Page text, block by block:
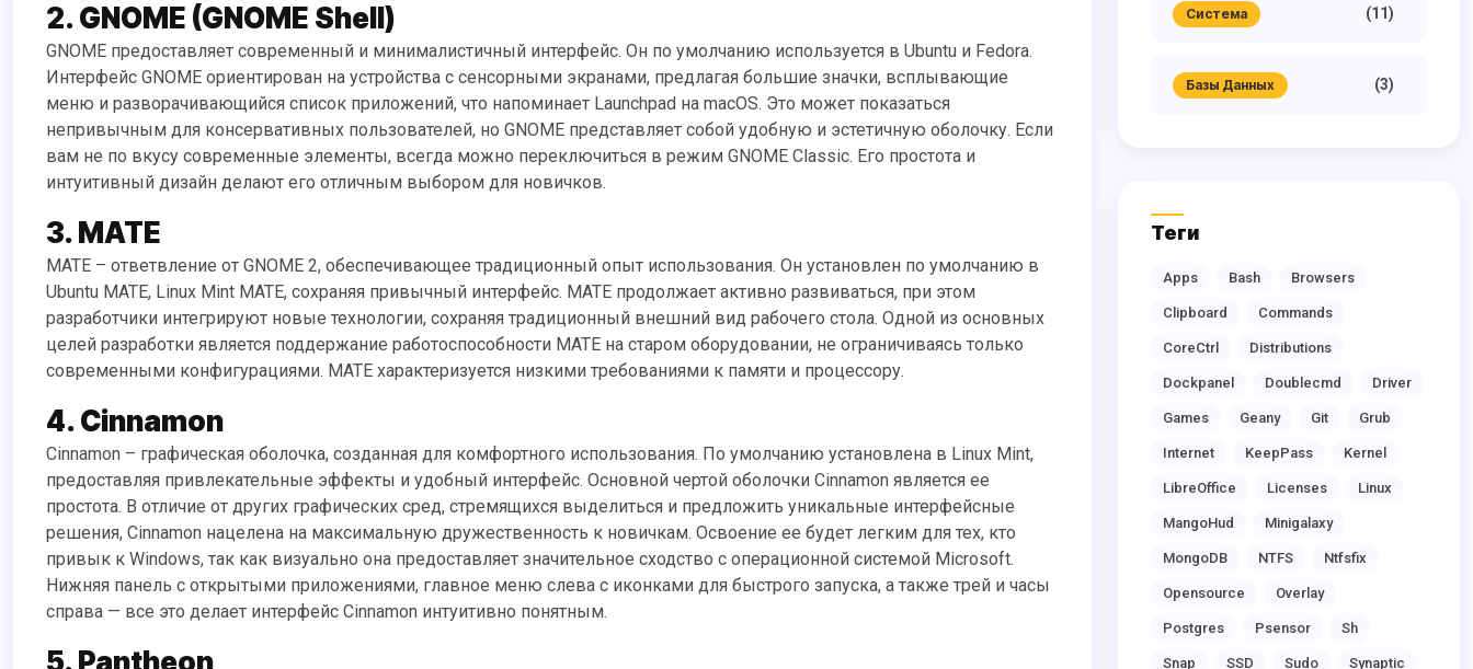
2. GNOME (GNOME Shell)
GNOME предоставляет современный и минималистичный интерфейс. Он по умолчанию используется в Ubuntu и Fedora.
Интерфейс GNOME ориентирован на устройства с сенсорными экранами, предлагая большие значки, всплывающие
меню и разворачивающийся список приложений, что напоминает Launchpad на macOS. Это может показаться
непривычным для консервативных пользователей, но GNOME представляет собой удобную и эстетичную оболочку. Если
вам не по вкусу современные элементы, всегда можно переключиться в режим GNOME Classic. Его простота и
интуитивный дизайн делают его отличным выбором для новичков.
3. MATE
MATE – ответвление от GNOME 2, обеспечивающее традиционный опыт использования. Он установлен по умолчанию в
Ubuntu MATE, Linux Mint MATE, сохраняя привычный интерфейс. MATE продолжает активно развиваться, при этом
разработчики интегрируют новые технологии, сохраняя традиционный внешний вид рабочего стола. Одной из основных
целей разработки является поддержание работоспособности MATE на старом оборудовании, не ограничиваясь только
современными конфигурациями. MATE характеризуется низкими требованиями к памяти и процессору.
4. Cinnamon
Cinnamon – графическая оболочка, созданная для комфортного использования. По умолчанию установлена в Linux Mint,
предоставляя привлекательные эффекты и удобный интерфейс. Основной чертой оболочки Cinnamon является ее
простота. В отличие от других графических сред, стремящихся выделиться и предложить уникальные интерфейсные
решения, Cinnamon нацелена на максимальную дружественность к новичкам. Освоение ее будет легким для тех, кто
привык к Windows, так как визуально она предоставляет значительное сходство с операционной системой Microsoft.
Нижняя панель с открытыми приложениями, главное меню слева с иконками для быстрого запуска, а также трей и часы
справа — все это делает интерфейс Cinnamon интуитивно понятным.
5. Pantheon
Система (11)
Базы Данных (3)
Теги
Apps Bash Browsers
Clipboard Commands
CoreCtrl Distributions
Dockpanel Doublecmd Driver
Games Geany Git Grub
Internet KeepPass Kernel
LibreOffice Licenses Linux
MangoHud Minigalaxy
MongoDB NTFS Ntfsfix
Opensource Overlay
Postgres Psensor Sh
Snap SSD Sudo Synaptic